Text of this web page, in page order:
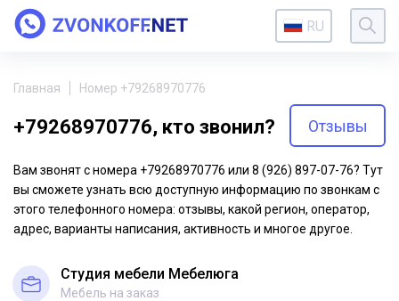
RU
Главная Номер +79268970776
+79268970776, кто звонил? Отзывы
Вам звонят с номера +79268970776 или 8 (926) 897-07-76? Тут
вы сможете узнать всю доступную информацию по звонкам с
этого телефонного номера: отзывы, какой регион, оператор,
адрес, варианты написания, активность и многое другое.
Студия мебели Мебелюга
Мебель на заказ